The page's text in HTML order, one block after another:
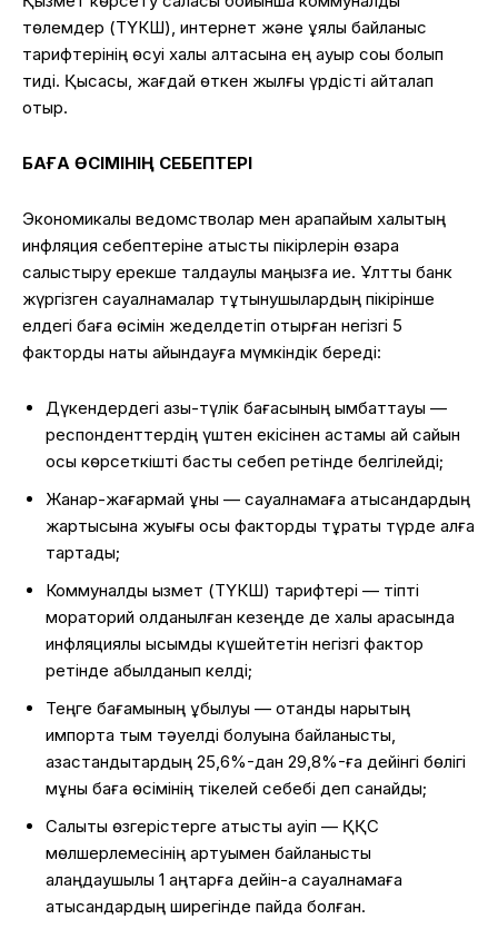
төлемдер (ТҮКШ), интернет және ұялы байланыс
тарифтерінің өсуі халық қалтасына ең ауыр соққы болып
тиді. Қысқасы, жағдай өткен жылғы үрдісті қайталап
отыр.
БАҒА ӨСІМІНІҢ СЕБЕПТЕРІ
Экономикалық ведомстволар мен қарапайым халықтың
инфляция себептеріне қатысты пікірлерін өзара
салыстыру ерекше талдаулық маңызға ие. Ұлттық банк
жүргізген сауалнамалар тұтынушылардың пікірінше
елдегі баға өсімін жеделдетіп отырған негізгі 5
факторды нақты айқындауға мүмкіндік береді:
Дүкендердегі азық-түлік бағасының қымбаттауы —
респонденттердің үштен екісінен астамы ай сайын
осы көрсеткішті басты себеп ретінде белгілейді;
Жанар-жағармай құны — сауалнамаға қатысқандардың
жартысына жуығы осы факторды тұрақты түрде алға
тартады;
Коммуналдық қызмет (ТҮКШ) тарифтері — тіпті
мораторий қолданылған кезеңде де халық арасында
инфляциялық қысымды күшейтетін негізгі фактор
ретінде қабылданып келді;
Теңге бағамының құбылуы — отандық нарықтың
импортқа тым тәуелді болуына байланысты,
қазақстандықтардың 25,6%-дан 29,8%-ға дейінгі бөлігі
мұны баға өсімінің тікелей себебі деп санайды;
Салықтық өзгерістерге қатысты қауіп — ҚҚС
мөлшерлемесінің артуымен байланысты
алаңдаушылық 1 қаңтарға дейін-ақ сауалнамаға
қатысқандардың ширегінде пайда болған.